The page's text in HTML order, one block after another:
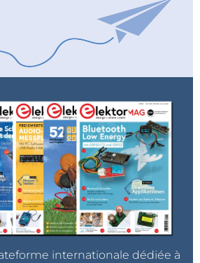
tous ceux qui s'intéressent à
et à l'apprentissage des
internationale dédiée à